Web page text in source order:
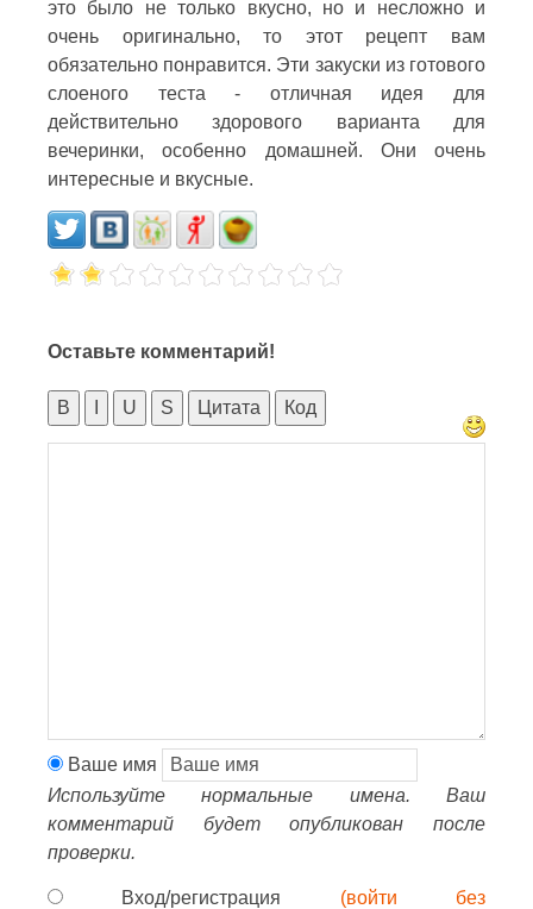
это было не только вкусно, но и несложно и
очень оригинально, то этот рецепт вам
обязательно понравится. Эти закуски из готового
слоеного теста - отличная идея для
действительно здорового варианта для
вечеринки, особенно домашней. Они очень
интересные и вкусные.
Оставьте комментарий!
B U S Цитата Код
Ваше имя
Используйте нормальные имена. Ваш
комментарий будет опубликован после
проверки.
Вход/регистрация (войти без